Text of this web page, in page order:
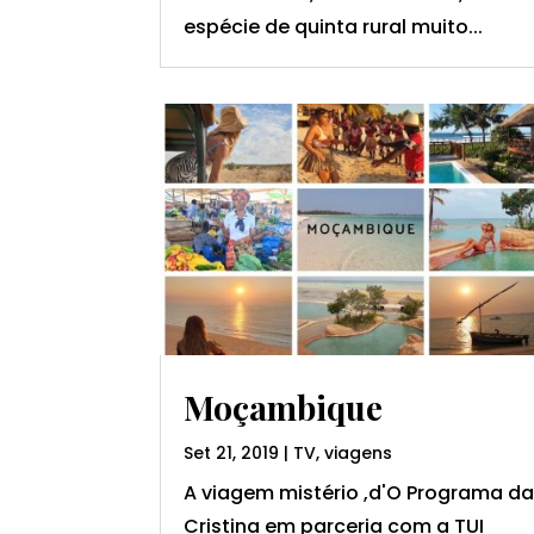
espécie de quinta rural muito...
Moçambique
Set 21, 2019 | TV,viagens
A viagem mistério ,d'O Programa da
Cristina em parceria com a TUI